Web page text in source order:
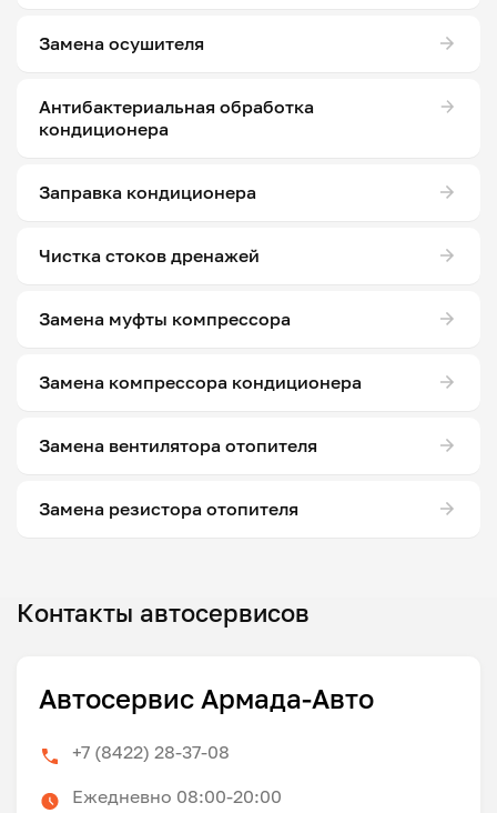
Замена осушителя
Антибактериальная обработка
кондиционера
Заправка кондиционера
Чистка стоков дренажей
Замена муфты компрессора
Замена компрессора кондиционера
Замена вентилятора отопителя
Замена резистора отопителя
Контакты автосервисов
Автосервис Армада-Авто
+7 (8422) 28-37-08
Ежедневно 08:00-20:00